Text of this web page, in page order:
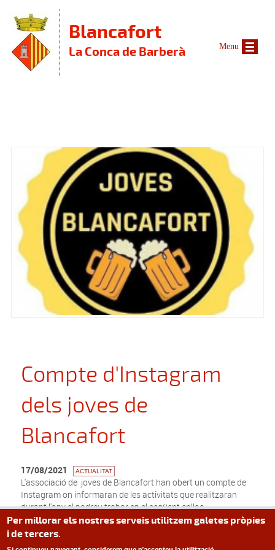
Blancafort
La Conca de Barberà
Compte d'Instagram
dels joves de
Blancafort
17/08/2021 ACTUALITAT
L'associació de joves de Blancafort han obert un compte de
Instagram on informaran de les activitats que realitzaran
durant l'any el podreu trobar en el següent enllaç.
Menu
Per millorar els nostres serveis utilitzem galetes pròpies
i de tercers.